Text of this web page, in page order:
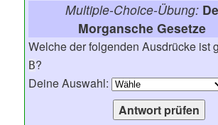
Multiple-Choice-Übung: De
Morgansche Gesetze
Welche der folgenden Ausdrücke ist
B?
Deine Auswahl: